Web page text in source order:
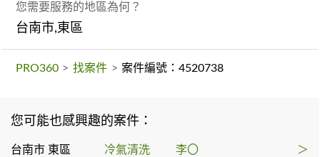
您需要服務的地區為何？
台南市,東區
PRO360 > 找案件 > 案件編號：4520738
您可能也感興趣的案件：
台南市 東區 冷氣清洗 李〇 ＞